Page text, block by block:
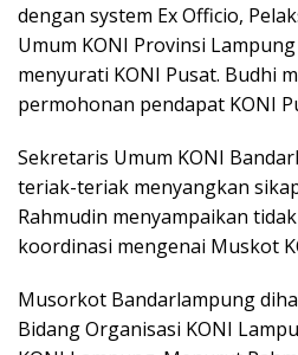
dengan system Ex Officio,
Umum KONI Provinsi
menyurati KONI Pusat. Budhi
permohonan pendapat KONI
Sekretaris Umum KONI
teriak-teriak menyangkan
Rahmudin menyampaikan
koordinasi mengenai Muskot
Musorkot Bandarlampung
Bidang Organisasi KONI